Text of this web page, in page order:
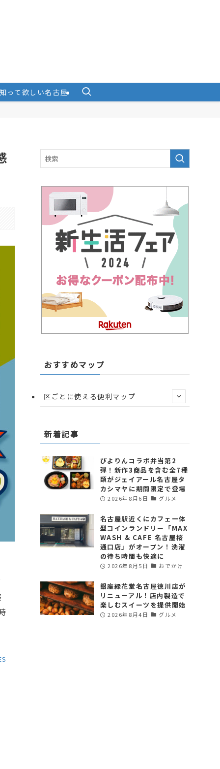
って欲しい名古屋
おすすめマップ
区ごとに使える便利マップ
新着記事
ぴよりんコラボ弁当第2
弾！新作3商品を含む全7種
類がジェイアール名古屋タ
カシマヤに期間限定で登場
2026年8月6日 グルメ
名古屋駅近くにカフェ一体
型コインランドリー「MAX
WASH & CAFE 名古屋桜
通口店」がオープン！洗濯
の待ち時間も快適に
2026年8月5日 おでかけ
銀座緑花堂名古屋徳川店が
リニューアル！店内製造で
楽しむスイーツを提供開始
2026年8月4日 グルメ